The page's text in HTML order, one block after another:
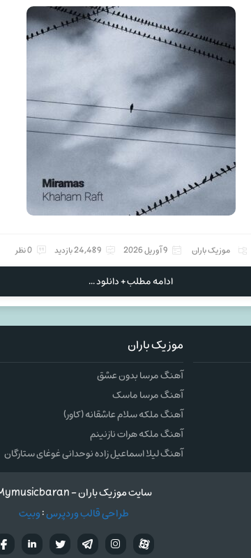
موزیک باران 9 آوریل 2026 24,489 بازدید 0 نظر
ادامه مطلب + دانلود ...
موزیک باران
آهنگ مرسا بدون عشق
آهنگ مرسا ماسک
آهنگ ملکه سلام عاشقانه (کاور)
آهنگ ملکه هرات نازنینم
آهنگ لیلا اسماعیل زاده نوحدانی غوغای ستارگان
سایت موزیک باران - Mymusicbaran
طراحی قالب وردپرس:وبیت
تويترتلگرام
اینستاگرام آپارات